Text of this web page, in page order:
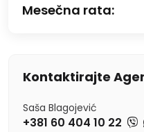
Mesečna rata:
Kontaktirajte
Saša Blagojević
+381 60 404 10 22